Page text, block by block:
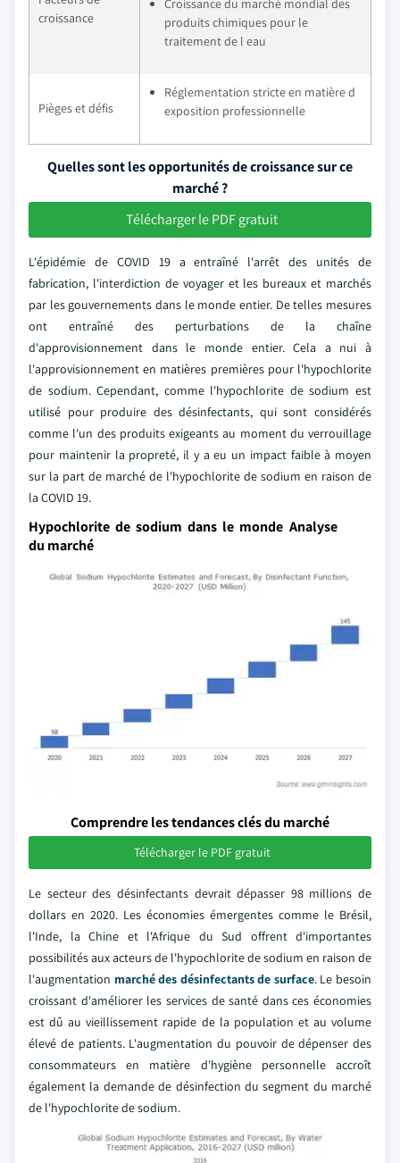
croissance
Croissance du marché mondial des
produits chimiques pour le
traitement de l eau
Pièges et défis
Réglementation stricte en matière d
exposition professionnelle
Quelles sont les opportunités de croissance sur ce
marché ?
Télécharger le PDF gratuit
L'épidémie de COVID 19 a entraîné l'arrêt des unités de
fabrication, l'interdiction de voyager et les bureaux et marchés
par les gouvernements dans le monde entier. De telles mesures
ont entraîné des perturbations de la chaîne
d'approvisionnement dans le monde entier. Cela a nui à
l'approvisionnement en matières premières pour l'hypochlorite
de sodium. Cependant, comme l'hypochlorite de sodium est
utilisé pour produire des désinfectants, qui sont considérés
comme l'un des produits exigeants au moment du verrouillage
pour maintenir la propreté, il y a eu un impact faible à moyen
sur la part de marché de l'hypochlorite de sodium en raison de
la COVID 19.
Hypochlorite de sodium dans le monde Analyse
du marché
Comprendre les tendances clés du marché
Télécharger le PDF gratuit
Le secteur des désinfectants devrait dépasser 98 millions de
dollars en 2020. Les économies émergentes comme le Brésil,
l'Inde, la Chine et l'Afrique du Sud offrent d'importantes
possibilités aux acteurs de l'hypochlorite de sodium en raison de
l'augmentation marché des désinfectants de surface. Le besoin
croissant d'améliorer les services de santé dans ces économies
est dû au vieillissement rapide de la population et au volume
élevé de patients. L'augmentation du pouvoir de dépenser des
consommateurs en matière d'hygiène personnelle accroît
également la demande de désinfection du segment du marché
de l'hypochlorite de sodium.